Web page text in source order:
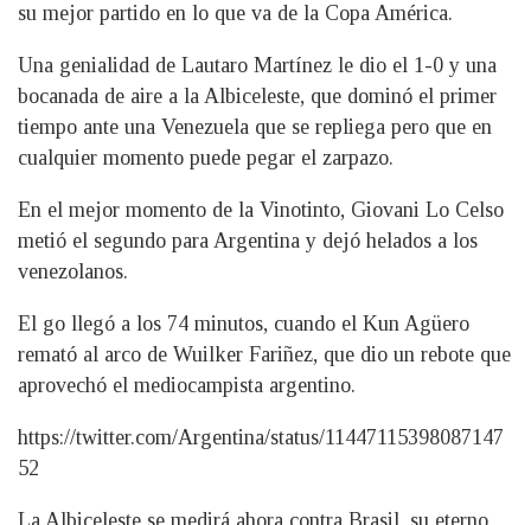
su mejor partido en lo que va de la Copa América.
Una genialidad de Lautaro Martínez le dio el 1-0 y una
bocanada de aire a la Albiceleste, que dominó el primer
tiempo ante una Venezuela que se repliega pero que en
cualquier momento puede pegar el zarpazo.
En el mejor momento de la Vinotinto, Giovani Lo Celso
metió el segundo para Argentina y dejó helados a los
venezolanos.
El go llegó a los 74 minutos, cuando el Kun Agüero
remató al arco de Wuilker Fariñez, que dio un rebote que
aprovechó el mediocampista argentino.
https://twitter.com/Argentina/status/11447115398087147
52